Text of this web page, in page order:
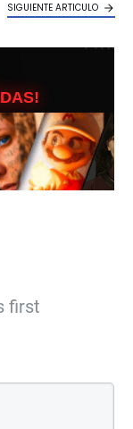
SIGUIENTE ARTICULO
first